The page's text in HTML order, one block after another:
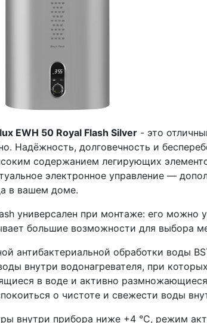
EWH 50 Royal Flash Silver - это
Надёжность, долговечность и
содержанием легирующих
электронное управление —
в вашем доме.
универсален при монтаже: его можно
большие возможности для выбора
антибактериальной обработки воды
внутри водонагревателя, при
в воде и активно
о чистоте и свежести воды
внутри прибора ниже +4 °С, режим